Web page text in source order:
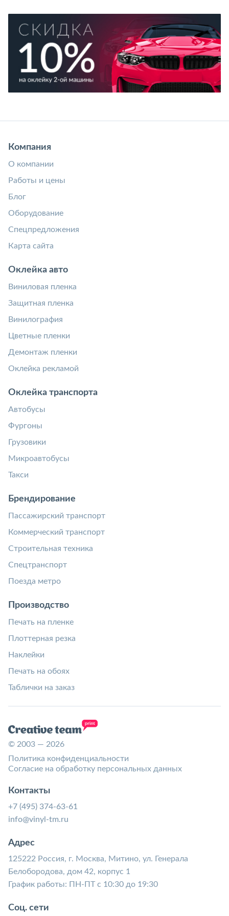
Компания
О компании
Работы и цены
Блог
Оборудование
Спецпредложения
Карта сайта
Оклейка авто
Виниловая пленка
Защитная пленка
Винилография
Цветные пленки
Демонтаж пленки
Оклейка рекламой
Оклейка транспорта
Автобусы
Фургоны
Грузовики
Микроавтобусы
Такси
Брендирование
Пассажирский транспорт
Коммерческий транспорт
Строительная техника
Спецтранспорт
Поезда метро
Производство
Печать на пленке
Плоттерная резка
Наклейки
Печать на обоях
Таблички на заказ
© 2003 — 2026
Политика конфиденциальности
Согласие на обработку персональных данных
Контакты
+7 (495) 374-63-61
info@vinyl-tm.ru
Адрес
125222 Россия, г. Москва, Митино, ул. Генерала
Белобородова, дом 42, корпус 1
График работы: ПН-ПТ с 10:30 до 19:30
Соц. сети